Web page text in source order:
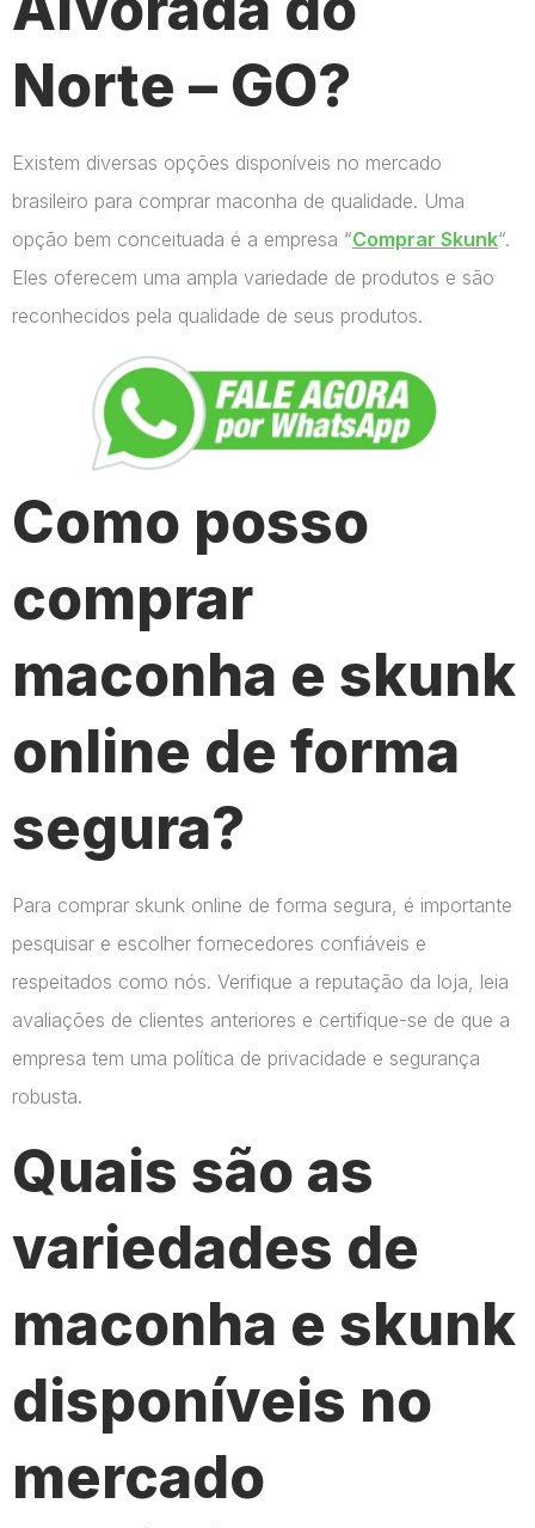
Norte – GO?
Existem diversas opções disponíveis no mercado
brasileiro para comprar maconha de qualidade. Uma
opção bem conceituada é a empresa “Comprar Skunk“.
Eles oferecem uma ampla variedade de produtos e são
reconhecidos pela qualidade de seus produtos.
Como posso
comprar
maconha e skunk
online de forma
segura?
Para comprar skunk online de forma segura, é importante
pesquisar e escolher fornecedores confiáveis e
respeitados como nós. Verifique a reputação da loja, leia
avaliações de clientes anteriores e certifique-se de que a
empresa tem uma política de privacidade e segurança
robusta.
Quais são as
variedades de
maconha e skunk
disponíveis no
mercado